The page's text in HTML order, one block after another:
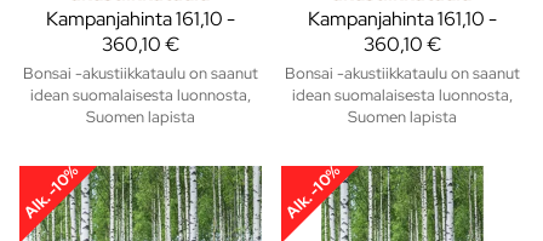
Kampanjahinta161,10 -
360,10 €
Bonsai -akustiikkataulu on saanut
idean suomalaisesta luonnosta,
Suomen lapista
Kampanjahinta161,10 -
360,10 €
Bonsai -akustiikkataulu on saanut
idean suomalaisesta luonnosta,
Suomen lapista
Alk. -10% Alk. -10%